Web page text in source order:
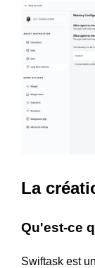
La
Qu'est-ce
Swiftask est